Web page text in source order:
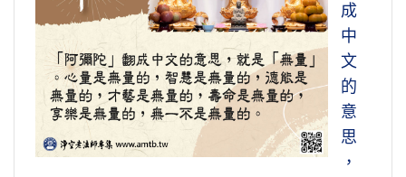
成
中
文
的
意
思
，